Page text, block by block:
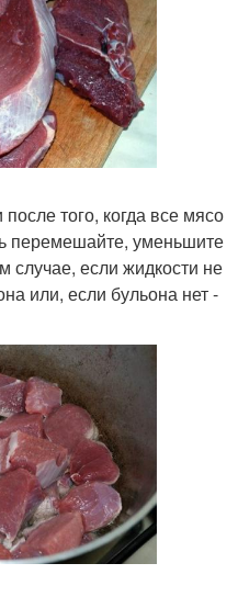
того, когда все мясо
перемешайте, уменьшите
случае, если жидкости не
или, если бульона нет -